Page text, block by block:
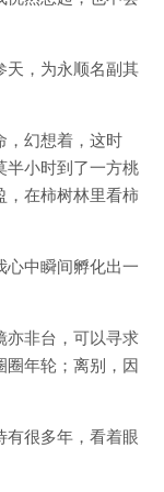
天，为永顺名副其
，幻想着，这时
半小时到了一方桃
，在柿树林里看柿
心中瞬间孵化出一
亦非台，可以寻求
圈年轮；离别，因
有很多年，看着眼